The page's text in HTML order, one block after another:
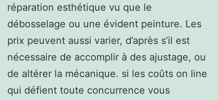
réparation esthétique vu que le
débosselage ou une évident peinture. Les
prix peuvent aussi varier, d’après s’il est
nécessaire de accomplir à des ajustage, ou
de altérer la mécanique. si les coûts on line
qui défient toute concurrence vous